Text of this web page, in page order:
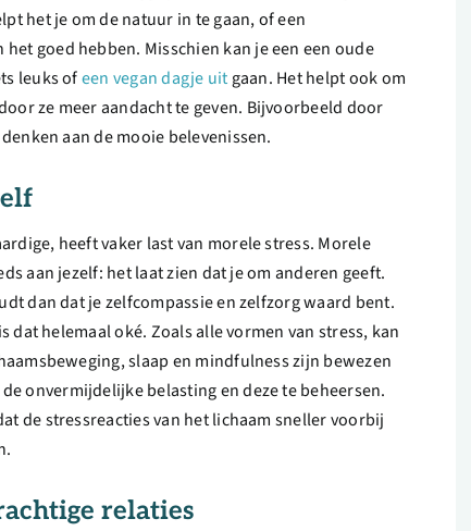
het je om de natuur in te gaan, of een
goed hebben. Misschien kan je een een oude
leuks ofeen vegan dagje uit gaan. Het helpt ook om
ze meer aandacht te geven. Bijvoorbeeld door
aan de mooie belevenissen.
heeft vaker last van morele stress. Morele
aan jezelf: het laat zien dat je om anderen geeft.
dan dat je zelfcompassie en zelfzorg waard bent.
dat helemaal oké. Zoals alle vormen van stress, kan
slaap en mindfulness zijn bewezen
onvermijdelijke belasting en deze te beheersen.
de stressreacties van het lichaam sneller voorbij
relaties